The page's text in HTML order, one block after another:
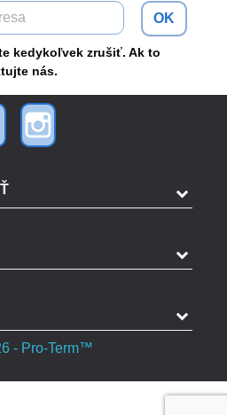
OK
kedykoľvek zrušiť. Ak to
nás.
- Pro-Term™